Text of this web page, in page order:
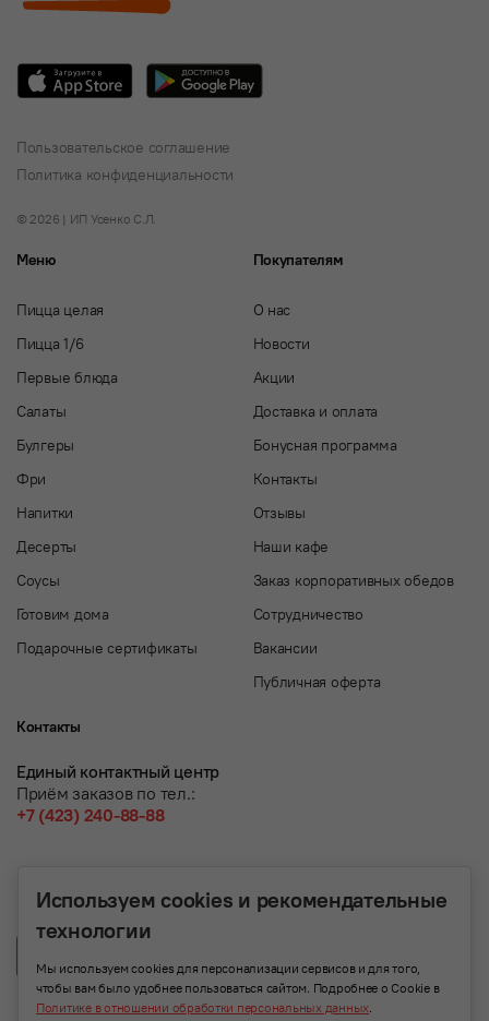
Пользовательское соглашение
Политика конфиденциальности
© 2026 | ИП Усенко С.Л.
Меню
Пицца целая
Пицца 1/6
Первые блюда
Салаты
Булгеры
Фри
Напитки
Десерты
Соусы
Готовим дома
Подарочные сертификаты
Покупателям
О нас
Новости
Акции
Доставка и оплата
Бонусная программа
Контакты
Отзывы
Наши кафе
Заказ корпоративных обедов
Сотрудничество
Вакансии
Публичная оферта
Контакты
Единый контактный центр
Приём заказов по тел.:
+7 (423) 240-88-88
Используем cookies и рекомендательные
технологии
Мы используем cookies для персонализации сервисов и для того,
чтобы вам было удобнее пользоваться сайтом. Подробнее о Cookie в
Политике в отношении обработки персональных данных.